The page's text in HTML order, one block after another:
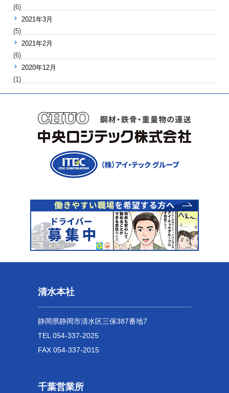
(6)
2021年3月
(5)
2021年2月
(6)
2020年12月
(1)
清水本社
静岡県静岡市清水区三保387番地7
TEL 054-337-2025
FAX 054-337-2015
千葉営業所